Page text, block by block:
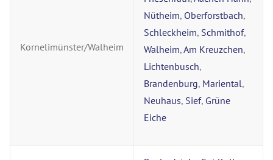
Kornelimünster/Walheim
Nütheim, Oberforstbach,
Schleckheim, Schmithof,
Walheim,Am Kreuzchen,
Lichtenbusch,
Brandenburg, Mariental,
Neuhaus, Sief, Grüne
Eiche